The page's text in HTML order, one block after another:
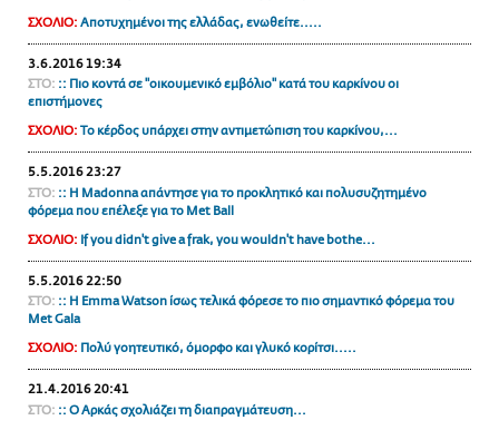
ΣΧΟΛΙΟ: Αποτυχημένοι της ελλάδας, ενωθείτε.....
3.6.2016 19:34
ΣΤΟ: :: Πιο κοντά σε "οικουμενικό εμβόλιο" κατά του καρκίνου οι
επιστήμονες
ΣΧΟΛΙΟ: Το κέρδος υπάρχει στην αντιμετώπιση του καρκίνου,...
5.5.2016 23:27
ΣΤΟ: :: Η Madonna απάντησε για το προκλητικό και πολυσυζητημένο
φόρεμα που επέλεξε για το Met Ball
ΣΧΟΛΙΟ: If you didn't give a frak, you wouldn't have bothe...
5.5.2016 22:50
ΣΤΟ: :: H Emma Watson ίσως τελικά φόρεσε το πιο σημαντικό φόρεμα του
Met Gala
ΣΧΟΛΙΟ: Πολύ γοητευτικό, όμορφο και γλυκό κορίτσι.....
21.4.2016 20:41
ΣΤΟ: :: Ο Αρκάς σχολιάζει τη διαπραγμάτευση...